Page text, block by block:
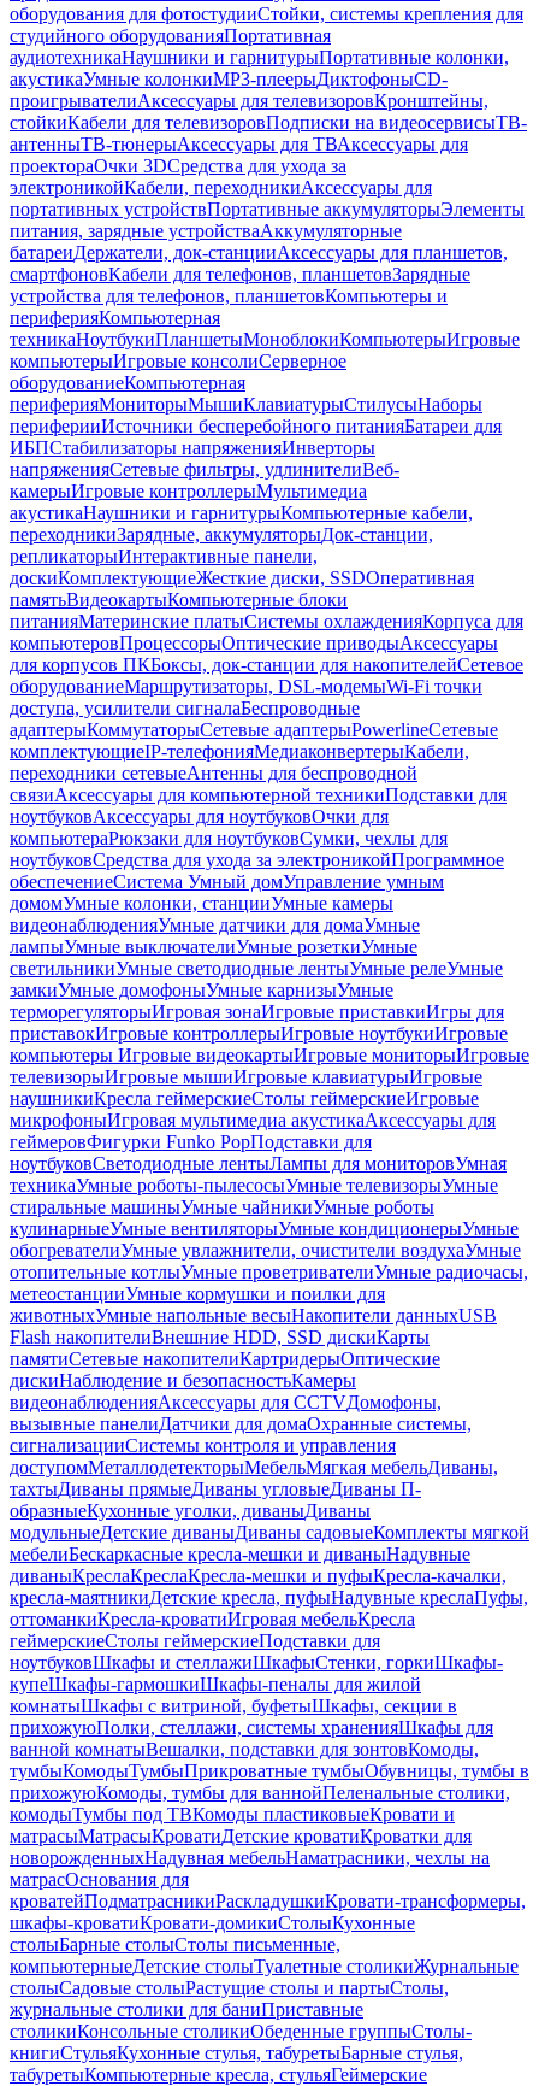
оборудования для фотостудииСтойки, системы крепления для
студийного оборудованияПортативная
аудиотехникаНаушники и гарнитурыПортативные колонки,
акустикаУмные колонкиMP3-плеерыДиктофоныCD-
проигрывателиАксессуары для телевизоровКронштейны,
стойкиКабели для телевизоровПодписки на видеосервисыТВ-
антенныТВ-тюнерыАксессуары для ТВАксессуары для
проектораОчки 3DСредства для ухода за
электроникойКабели, переходникиАксессуары для
портативных устройствПортативные аккумуляторыЭлементы
питания, зарядные устройстваАккумуляторные
батареиДержатели, док-станцииАксессуары для планшетов,
смартфоновКабели для телефонов, планшетовЗарядные
устройства для телефонов, планшетовКомпьютеры и
периферияКомпьютерная
техникаНоутбукиПланшетыМоноблокиКомпьютерыИгровые
компьютерыИгровые консолиСерверное
оборудованиеКомпьютерная
периферияМониторыМышиКлавиатурыСтилусыНаборы
периферииИсточники бесперебойного питанияБатареи для
ИБПСтабилизаторы напряженияИнверторы
напряженияСетевые фильтры, удлинителиВеб-
камерыИгровые контроллерыМультимедиа
акустикаНаушники и гарнитурыКомпьютерные кабели,
переходникиЗарядные, аккумуляторыДок-станции,
репликаторыИнтерактивные панели,
доскиКомплектующиеЖесткие диски, SSDОперативная
памятьВидеокартыКомпьютерные блоки
питанияМатеринские платыСистемы охлажденияКорпуса для
компьютеровПроцессорыОптические приводыАксессуары
для корпусов ПКБоксы, док-станции для накопителейСетевое
оборудованиеМаршрутизаторы, DSL-модемыWi-Fi точки
доступа, усилители сигналаБеспроводные
адаптерыКоммутаторыСетевые адаптерыPowerlineСетевые
комплектующиеIP-телефонияМедиаконвертерыКабели,
переходники сетевыеАнтенны для беспроводной
связиАксессуары для компьютерной техникиПодставки для
ноутбуковАксессуары для ноутбуковОчки для
компьютераРюкзаки для ноутбуковСумки, чехлы для
ноутбуковСредства для ухода за электроникойПрограммное
обеспечениеСистема Умный домУправление умным
домомУмные колонки, станцииУмные камеры
видеонаблюденияУмные датчики для домаУмные
лампыУмные выключателиУмные розеткиУмные
светильникиУмные светодиодные лентыУмные релеУмные
замкиУмные домофоныУмные карнизыУмные
терморегуляторыИгровая зонаИгровые приставкиИгры для
приставокИгровые контроллерыИгровые ноутбукиИгровые
компьютеры Игровые видеокартыИгровые мониторыИгровые
телевизорыИгровые мышиИгровые клавиатурыИгровые
наушникиКресла геймерскиеСтолы геймерскиеИгровые
микрофоныИгровая мультимедиа акустикаАксессуары для
геймеровФигурки Funko PopПодставки для
ноутбуковСветодиодные лентыЛампы для мониторовУмная
техникаУмные роботы-пылесосыУмные телевизорыУмные
стиральные машиныУмные чайникиУмные роботы
кулинарныеУмные вентиляторыУмные кондиционерыУмные
обогревателиУмные увлажнители, очистители воздухаУмные
отопительные котлыУмные проветривателиУмные радиочасы,
метеостанцииУмные кормушки и поилки для
животныхУмные напольные весыНакопители данныхUSB
Flash накопителиВнешние HDD, SSD дискиКарты
памятиСетевые накопителиКартридерыОптические
дискиНаблюдение и безопасностьКамеры
видеонаблюденияАксессуары для CCTVДомофоны,
вызывные панелиДатчики для домаОхранные системы,
сигнализацииСистемы контроля и управления
доступомМеталлодетекторыМебельМягкая мебельДиваны,
тахтыДиваны прямыеДиваны угловыеДиваны П-
образныеКухонные уголки, диваныДиваны
модульныеДетские диваныДиваны садовыеКомплекты мягкой
мебелиБескаркасные кресла-мешки и диваныНадувные
диваныКреслаКреслаКресла-мешки и пуфыКресла-качалки,
кресла-маятникиДетские кресла, пуфыНадувные креслаПуфы,
оттоманкиКресла-кроватиИгровая мебельКресла
геймерскиеСтолы геймерскиеПодставки для
ноутбуковШкафы и стеллажиШкафыСтенки, горкиШкафы-
купеШкафы-гармошкиШкафы-пеналы для жилой
комнатыШкафы с витриной, буфетыШкафы, секции в
прихожуюПолки, стеллажи, системы храненияШкафы для
ванной комнатыВешалки, подставки для зонтовКомоды,
тумбыКомодыТумбыПрикроватные тумбыОбувницы, тумбы в
прихожуюКомоды, тумбы для ваннойПеленальные столики,
комодыТумбы под ТВКомоды пластиковыеКровати и
матрасыМатрасыКроватиДетские кроватиКроватки для
новорожденныхНадувная мебельНаматрасники, чехлы на
матрасОснования для
кроватейПодматрасникиРаскладушкиКровати-трансформеры,
шкафы-кроватиКровати-домикиСтолыКухонные
столыБарные столыСтолы письменные,
компьютерныеДетские столыТуалетные столикиЖурнальные
столыСадовые столыРастущие столы и партыСтолы,
журнальные столики для баниПриставные
столикиКонсольные столикиОбеденные группыСтолы-
книгиСтульяКухонные стулья, табуретыБарные стулья,
табуретыКомпьютерные кресла, стульяГеймерские